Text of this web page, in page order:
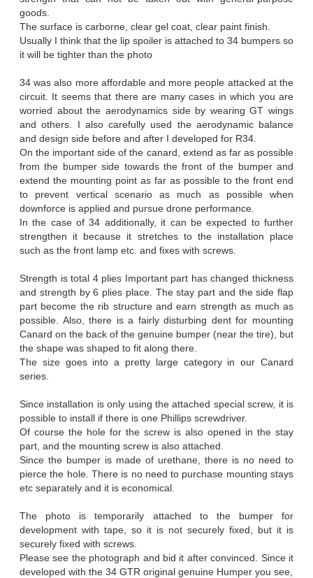
goods.
The surface is carborne, clear gel coat, clear paint finish.
Usually I think that the lip spoiler is attached to 34 bumpers so
it will be tighter than the photo
34 was also more affordable and more people attacked at the
circuit. It seems that there are many cases in which you are
worried about the aerodynamics side by wearing GT wings
and others. I also carefully used the aerodynamic balance
and design side before and after I developed for R34.
On the important side of the canard, extend as far as possible
from the bumper side towards the front of the bumper and
extend the mounting point as far as possible to the front end
to prevent vertical scenario as much as possible when
downforce is applied and pursue drone performance.
In the case of 34 additionally, it can be expected to further
strengthen it because it stretches to the installation place
such as the front lamp etc. and fixes with screws.
Strength is total 4 plies Important part has changed thickness
and strength by 6 plies place. The stay part and the side flap
part become the rib structure and earn strength as much as
possible. Also, there is a fairly disturbing dent for mounting
Canard on the back of the genuine bumper (near the tire), but
the shape was shaped to fit along there.
The size goes into a pretty large category in our Canard
series.
Since installation is only using the attached special screw, it is
possible to install if there is one Phillips screwdriver.
Of course the hole for the screw is also opened in the stay
part, and the mounting screw is also attached.
Since the bumper is made of urethane, there is no need to
pierce the hole. There is no need to purchase mounting stays
etc separately and it is economical.
The photo is temporarily attached to the bumper for
development with tape, so it is not securely fixed, but it is
securely fixed with screws.
Please see the photograph and bid it after convinced. Since it
developed with the 34 GTR original genuine Humper you see,